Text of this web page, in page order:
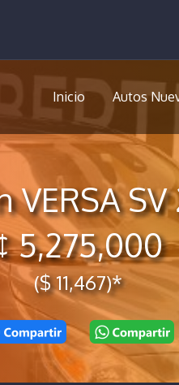
Inicio Autos
VERSA SV
5,275,000
($ 11,467)*